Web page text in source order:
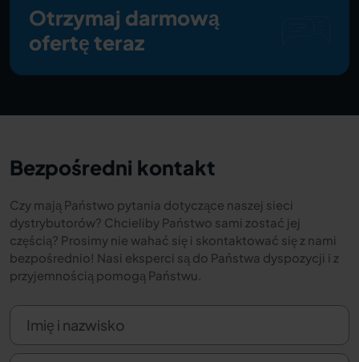
Otrzymaj darmową
ofertę teraz
Bezpośredni kontakt
Czy mają Państwo pytania dotyczące naszej sieci
dystrybutorów? Chcieliby Państwo sami zostać jej
częścią? Prosimy nie wahać się i skontaktować się z nami
bezpośrednio! Nasi eksperci są do Państwa dyspozycji i z
przyjemnością pomogą Państwu.
Imię i nazwisko